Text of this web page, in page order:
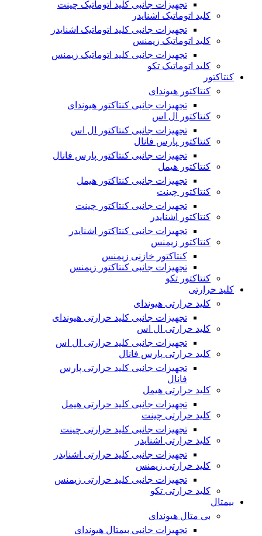
تجهیزات جانبی کلید اتوماتیک چینت
کلید اتوماتیک اشنایدر
تجهیزات جانبی کلید اتوماتیک اشنایدر
کلید اتوماتیک زیمنس
تجهیزات جانبی کلید اتوماتیک زیمنس
کلید اتوماتیک تکو
کنتاکتور
کنتاکتور هیوندای
تجهیزات جانبی کنتاکتور هیوندای
کنتاکتور ال اس
تجهیزات جانبی کنتاکتور ال اس
کنتاکتور پارس فانال
تجهیزات جانبی کنتاکتور پارس فانال
کنتاکتور هیمل
تجهیزات جانبی کنتاکتور هیمل
کنتاکتور چینت
تجهیزات جانبی کنتاکتور چینت
کنتاکتور اشنایدر
تجهیزات جانبی کنتاکتور اشنایدر
کنتاکتور زیمنس
کنتاکتور خازنی زیمنس
تجهیزات جانبی کنتاکتور زیمنس
کنتاکتور تکو
کلید حرارتی
کلید حرارتی هیوندای
تجهیزات جانبی کلید حرارتی هیوندای
کلید حرارتی ال اس
تجهیزات جانبی کلید حرارتی ال اس
کلید حرارتی پارس فانال
تجهیزات جانبی کلید حرارتی پارس
فانال
کلید حرارتی هیمل
تجهیزات جانبی کلید حرارتی هیمل
کلید حرارتی چینت
تجهیزات جانبی کلید حرارتی چینت
کلید حرارتی اشنایدر
تجهیزات جانبی کلید حرارتی اشنایدر
کلید حرارتی زیمنس
تجهیزات جانبی کلید حرارتی زیمنس
کلید حرارتی تکو
بیمتال
بی متال هیوندای
تجهیزات جانبی بیمتال هیوندای